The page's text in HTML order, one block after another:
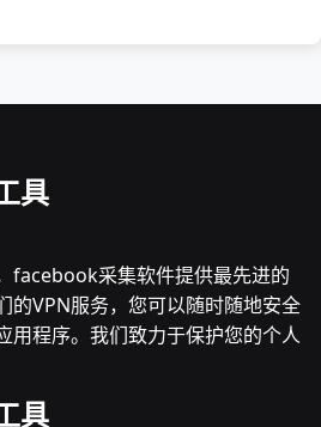
具
facebook采集软件提供最先进的
的VPN服务，您可以随时随地安全
用程序。我们致力于保护您的个人
具